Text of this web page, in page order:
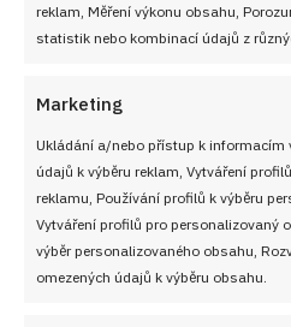
reklam, Měření výkonu obsahu,
statistik nebo kombinací údajů z
Marketing
Ukládání a/nebo přístup k informacím
údajů k výběru reklam, Vytváření
reklamu, Používání profilů k výběru
Vytváření profilů pro personalizovaný
výběr personalizovaného obsahu,
omezených údajů k výběru obsahu.